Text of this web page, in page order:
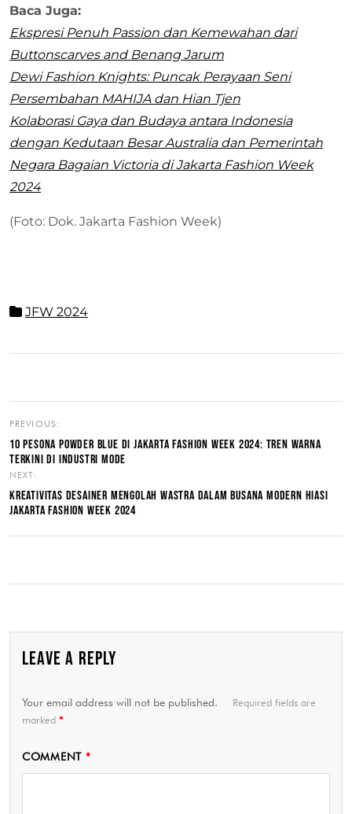
Baca Juga:
Ekspresi Penuh Passion dan Kemewahan dari
Buttonscarves and Benang Jarum
Dewi Fashion Knights: Puncak Perayaan Seni
Persembahan MAHIJA dan Hian Tjen
Kolaborasi Gaya dan Budaya antara Indonesia
dengan Kedutaan Besar Australia dan Pemerintah
Negara Bagaian Victoria di Jakarta Fashion Week
2024
(Foto: Dok. Jakarta Fashion Week)
JFW 2024
PREVIOUS:
10 PESONA POWDER BLUE DI JAKARTA FASHION WEEK 2024: TREN WARNA
TERKINI DI INDUSTRI MODE
NEXT:
KREATIVITAS DESAINER MENGOLAH WASTRA DALAM BUSANA MODERN HIASI
JAKARTA FASHION WEEK 2024
LEAVE A REPLY
Your email address will not be published.
Required fields are
marked *
COMMENT *